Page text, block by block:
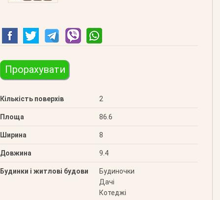
Прорахувати
Кількість поверхів 2
Площа 86.6
Ширина 8
Довжина 9.4
Будинки і житлові будови
Будиночки
Дачі
Котеджі